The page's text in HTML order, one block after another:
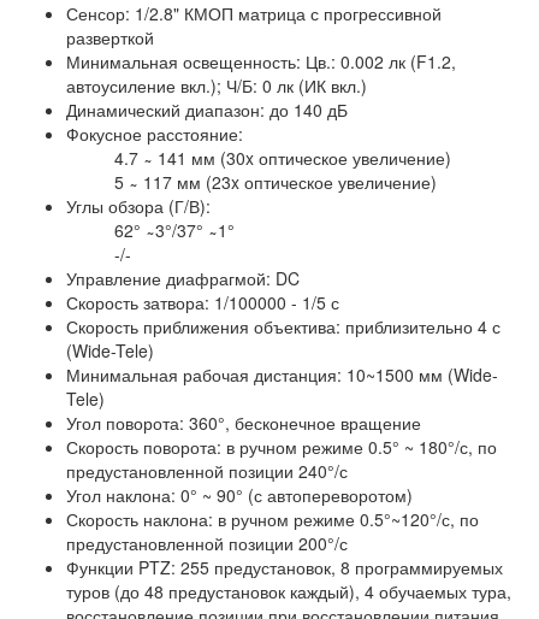
Сенсор: 1/2.8" КМОП матрица с прогрессивной
разверткой
Минимальная освещенность: Цв.: 0.002 лк (F1.2,
автоусиление вкл.); Ч/Б: 0 лк (ИК вкл.)
Динамический диапазон: до 140 дБ
Фокусное расстояние:
4.7 ̴ 141 мм (30x оптическое увеличение)
5 ̴ 117 мм (23x оптическое увеличение)
Углы обзора (Г/В):
62° ̴ 3°/37° ̴ 1°
-/-
Управление диафрагмой: DC
Скорость затвора: 1/100000 - 1/5 с
Скорость приближения объектива: приблизительно 4 с
(Wide-Tele)
Минимальная рабочая дистанция: 10~1500 мм (Wide-
Tele)
Угол поворота: 360°, бесконечное вращение
Скорость поворота: в ручном режиме 0.5° ~ 180°/с, по
предустановленной позиции 240°/с
Угол наклона: 0° ~ 90° (с автопереворотом)
Скорость наклона: в ручном режиме 0.5°~120°/с, по
предустановленной позиции 200°/с
Функции PTZ: 255 предустановок, 8 программируемых
туров (до 48 предустановок каждый), 4 обучаемых тура,